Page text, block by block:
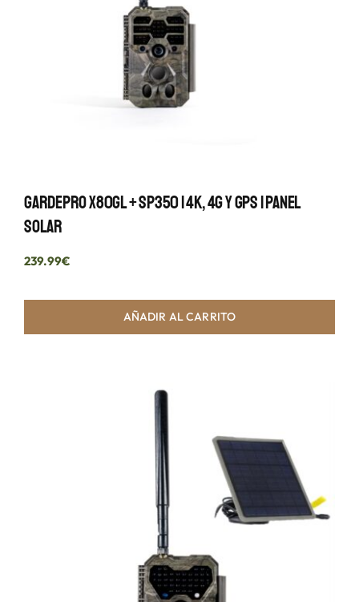
GardePro X80GL + SP350 | 4K, 4G Y GPS | Panel
Solar
239.99€
AÑADIR AL CARRITO